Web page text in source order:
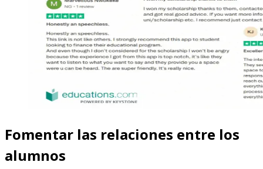
Fomentar las relaciones entre los
alumnos